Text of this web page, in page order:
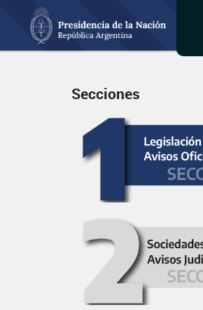
Secciones